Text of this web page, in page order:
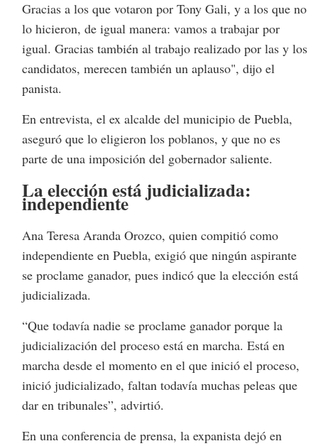
Gracias a los que votaron por Tony Gali, y a los que no
lo hicieron, de igual manera: vamos a trabajar por
igual. Gracias también al trabajo realizado por las y los
candidatos, merecen también un aplauso", dijo el
panista.
En entrevista, el ex alcalde del municipio de Puebla,
aseguró que lo eligieron los poblanos, y que no es
parte de una imposición del gobernador saliente.
La elección está judicializada:
independiente
Ana Teresa Aranda Orozco, quien compitió como
independiente en Puebla, exigió que ningún aspirante
se proclame ganador, pues indicó que la elección está
judicializada.
“Que todavía nadie se proclame ganador porque la
judicialización del proceso está en marcha. Está en
marcha desde el momento en el que inició el proceso,
inició judicializado, faltan todavía muchas peleas que
dar en tribunales”, advirtió.
En una conferencia de prensa, la expanista dejó en